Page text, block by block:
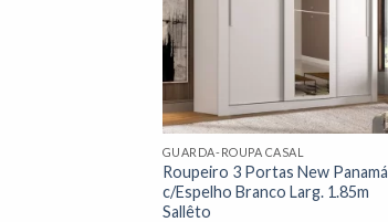
GUARDA-ROUPA CASAL
Roupeiro 3 Portas New Panamá
c/Espelho Branco Larg. 1.85m
Sallêto